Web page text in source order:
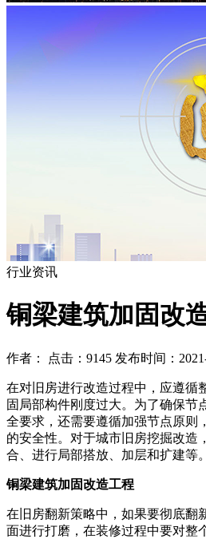
行业资讯
铜梁建筑加固改
作者： 点击：9145 发布时间：
在对旧房进行改造过程中，应遵循
固局部构件刚度过大。为了确保节
全要求，还需要遵循加强节点原则
的安全性。对于城市旧房挖掘改造
合、进行局部搭放、加层和扩建等。
铜梁建筑加固改造工程
在旧房翻新策略中，如果要彻底翻
面进行打磨，在装修过程中要对整